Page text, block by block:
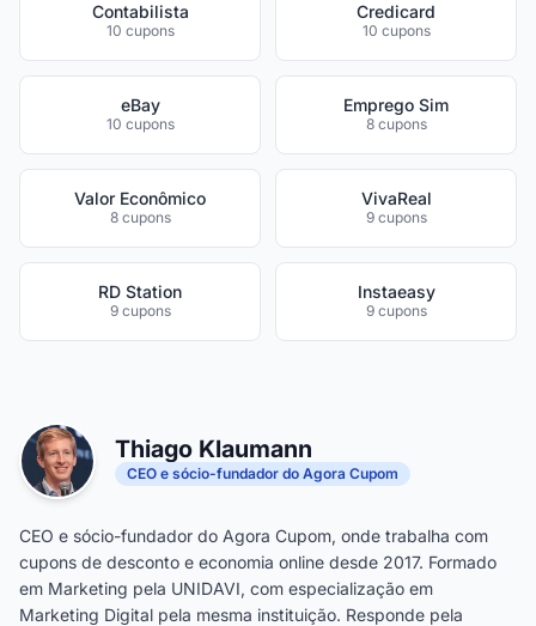
Contabilista
10 cupons
Credicard
10 cupons
eBay
10 cupons
Emprego Sim
8 cupons
Valor Econômico
8 cupons
VivaReal
9 cupons
RD Station
9 cupons
Instaeasy
9 cupons
Thiago Klaumann
CEO e sócio-fundador do Agora Cupom
CEO e sócio-fundador do Agora Cupom, onde trabalha com
cupons de desconto e economia online desde 2017. Formado
em Marketing pela UNIDAVI, com especialização em
Marketing Digital pela mesma instituição. Responde pela